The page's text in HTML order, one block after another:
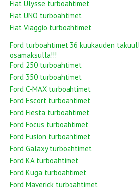
Fiat Ulysse turboahtimet
Fiat UNO turboahtimet
Fiat Viaggio turboahtimet
Ford turboahtimet 36 kuukauden
osamaksulla!!!
Ford 250 turboahtimet
Ford 350 turboahtimet
Ford C-MAX turboahtimet
Ford Escort turboahtimet
Ford Fiesta turboahtimet
Ford Focus turboahtimet
Ford Fusion turboahtimet
Ford Galaxy turboahtimet
Ford KA turboahtimet
Ford Kuga turboahtimet
Ford Maverick turboahtimet